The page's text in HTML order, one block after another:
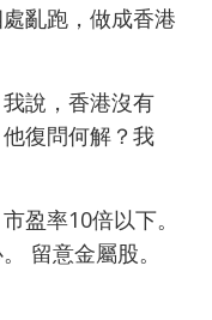
亂跑，做成香港
說，香港沒有
復問何解？我
盈率10倍以下。
留意金屬股。